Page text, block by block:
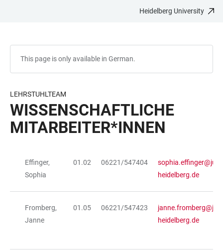
Heidelberg University
This page is only available in German.
LEHRSTUHLTEAM
WISSENSCHAFTLICHE
MITARBEITER*INNEN
TABLE
Effinger,
Sophia
01.02 06221/547404
heidelberg.de
Fromberg,
Janne
01.05 06221/547423
heidelberg.de